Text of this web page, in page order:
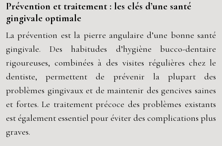
Prévention et traitement : les clés d’une santé
gingivale optimale
La prévention est la pierre angulaire d’une bonne santé
gingivale. Des habitudes d’hygiène bucco-dentaire
rigoureuses, combinées à des visites régulières chez le
dentiste, permettent de prévenir la plupart des
problèmes gingivaux et de maintenir des gencives saines
et fortes. Le traitement précoce des problèmes existants
est également essentiel pour éviter des complications plus
graves.